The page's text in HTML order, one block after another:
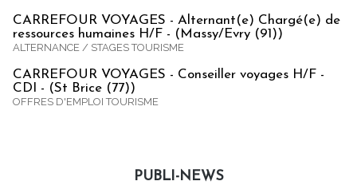
CARREFOUR VOYAGES - Alternant(e) Chargé(e) de
ressources humaines H/F - (Massy/Evry (91))
ALTERNANCE / STAGES TOURISME
CARREFOUR VOYAGES - Conseiller voyages H/F -
CDI - (St Brice (77))
OFFRES D'EMPLOI TOURISME
PUBLI-NEWS